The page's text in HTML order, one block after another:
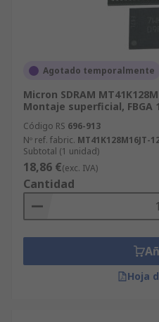
Agotado temporalmente
Micron SDRAM
Montaje superficial, FBGA
Código RS 696-913
Nº ref. fabric. MT41K128M16JT-
Subtotal (1 unidad)
18,86 €(exc. IVA)
Cantidad
Hoja